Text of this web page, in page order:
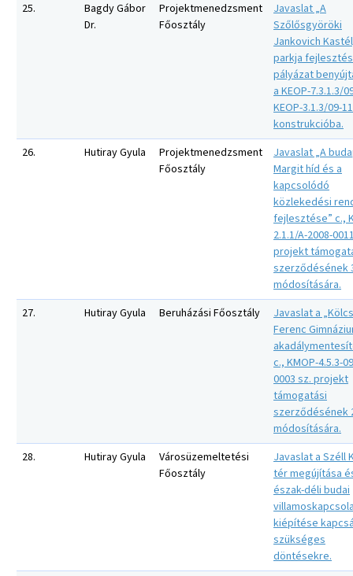
25.
Bagdy Gábor
Dr.
Projektmenedzsment
Főosztály
Javaslat „A
Szőlősgyöröki
Jankovich
parkja
pályázat
a KEOP-7.3.1.3/
KEOP-3.1.3/09-
konstrukcióba.
26.
Hutiray Gyula
Projektmenedzsment
Főosztály
Javaslat „A
Margit híd és a
kapcsolódó
közlekedési
fejlesztése” c.,
2.1.1/A-2008-
projekt
szerződésének
módosítására.
27.
Hutiray Gyula Beruházási Főosztály
Javaslat a
Ferenc
c., KMOP-4.5.3-
0003 sz. projekt
támogatási
szerződésének
módosítására.
28.
Hutiray Gyula
Városüzemeltetési
Főosztály
Javaslat a Széll
tér megújítása
észak-déli budai
kiépítése
szükséges
döntésekre.